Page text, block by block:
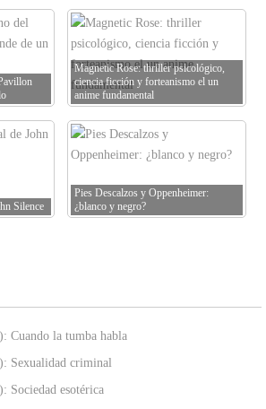
Magnetic Rose: thriller psicológico,
ciencia ficción y forteanismo el un
anime fundamental
Silence
Pies Descalzos y Oppenheimer:
¿blanco y negro?
Cuando la tumba habla
Sexualidad criminal
Sociedad esotérica